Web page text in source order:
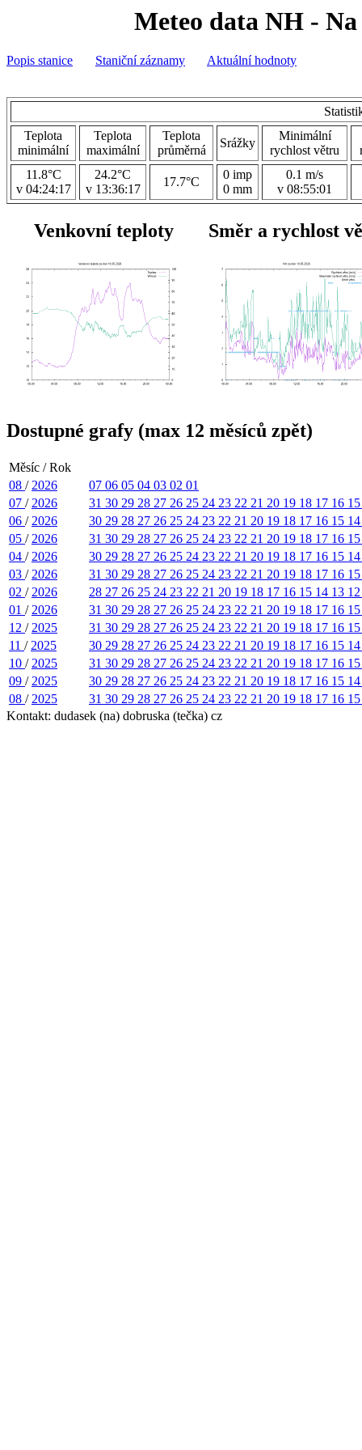
Meteo data NH - Na
Popis stanice Staniční záznamy Aktuální hodnoty
Teplota
minimální
Teplota
maximální
Teplota
průměrná
Srážky
Minimální
rychlost větru
11.8°C
v 04:24:17
24.2°C
v 13:36:17
17.7°C
0 imp
0 mm
0.1 m/s
v 08:55:01
Venkovní teploty Směr a rychlost
Dostupné grafy (max 12 měsíců zpět)
Měsíc / Rok
08 / 2026 07 06 05 04 03 02 01
07 / 2026 31 30 29 28 27 26 25 24 23 22 21 20 19 18 17 16
06 / 2026 30 29 28 27 26 25 24 23 22 21 20 19 18 17 16 15
05 / 2026 31 30 29 28 27 26 25 24 23 22 21 20 19 18 17 16
04 / 2026 30 29 28 27 26 25 24 23 22 21 20 19 18 17 16 15
03 / 2026 31 30 29 28 27 26 25 24 23 22 21 20 19 18 17 16
02 / 2026 28 27 26 25 24 23 22 21 20 19 18 17 16 15 14 13
01 / 2026 31 30 29 28 27 26 25 24 23 22 21 20 19 18 17 16
12 / 2025 31 30 29 28 27 26 25 24 23 22 21 20 19 18 17 16
11 / 2025 30 29 28 27 26 25 24 23 22 21 20 19 18 17 16 15
10 / 2025 31 30 29 28 27 26 25 24 23 22 21 20 19 18 17 16
09 / 2025 30 29 28 27 26 25 24 23 22 21 20 19 18 17 16 15
08 / 2025 31 30 29 28 27 26 25 24 23 22 21 20 19 18 17 16
Kontakt: dudasek (na) dobruska (tečka) cz